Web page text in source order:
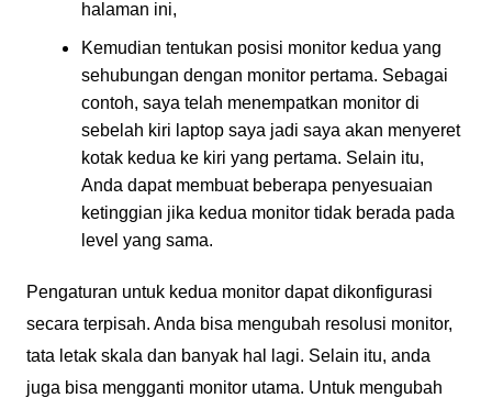
halaman ini,
Kemudian tentukan posisi monitor kedua yang
sehubungan dengan monitor pertama. Sebagai
contoh, saya telah menempatkan monitor di
sebelah kiri laptop saya jadi saya akan menyeret
kotak kedua ke kiri yang pertama. Selain itu,
Anda dapat membuat beberapa penyesuaian
ketinggian jika kedua monitor tidak berada pada
level yang sama.
Pengaturan untuk kedua monitor dapat dikonfigurasi
secara terpisah. Anda bisa mengubah resolusi monitor,
tata letak skala dan banyak hal lagi. Selain itu, anda
juga bisa mengganti monitor utama. Untuk mengubah